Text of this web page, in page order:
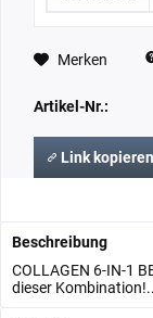
Merken
Artikel-Nr.:
Link kopieren
Beschreibung
COLLAGEN 6-IN-1
dieser